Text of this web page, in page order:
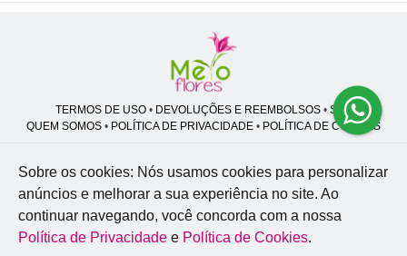
TERMOS DE USO• DEVOLUÇÕES E REEMBOLSOS• SAC
QUEM SOMOS • POLÍTICA DE PRIVACIDADE • POLÍTICA DE COOKIES
Melo Flores | CNPJ: 27.662.413/0001-98
Professor José Lourenço - Travessa cinco, 27 - Vila Zat - São Paulo - SP -
02.977-020
Sobre os cookies: Nós usamos cookies para personalizar
anúncios e melhorar a sua experiência no site. Ao
continuar navegando, você concorda com a nossa
Política de Privacidade e Política de Cookies.